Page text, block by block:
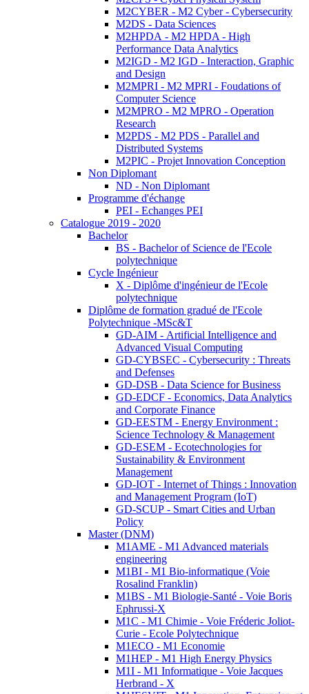
M2CYBER - M2 Cyber - Cybersecurity
M2DS - Data Sciences
M2HPDA - M2 HPDA - High
Performance Data Analytics
M2IGD - M2 IGD - Interaction, Graphic
and Design
M2MPRI - M2 MPRI - Foudations of
Computer Science
M2MPRO - M2 MPRO - Operation
Research
M2PDS - M2 PDS - Parallel and
Distributed Systems
M2PIC - Projet Innovation Conception
Non Diplomant
ND - Non Diplomant
Programme d'échange
PEI - Echanges PEI
Catalogue 2019 - 2020
Bachelor
BS - Bachelor of Science de l'Ecole
polytechnique
Cycle Ingénieur
X - Diplôme d'ingénieur de l'Ecole
polytechnique
Diplôme de formation gradué de l'Ecole
Polytechnique -MSc&T
GD-AIM - Artificial Intelligence and
Advanced Visual Computing
GD-CYBSEC - Cybersecurity : Threats
and Defenses
GD-DSB - Data Science for Business
GD-EDCF - Economics, Data Analytics
and Corporate Finance
GD-EESTM - Energy Environment :
Science Technology & Management
GD-ESEM - Ecotechnologies for
Sustainability & Environment
Management
GD-IOT - Internet of Things : Innovation
and Management Program (IoT)
GD-SCUP - Smart Cities and Urban
Policy
Master (DNM)
M1AME - M1 Advanced materials
engineering
M1BI - M1 Bio-informatique (Voie
Rosalind Franklin)
M1BS - M1 Biologie-Santé - Voie Boris
Ephrussi-X
M1C - M1 Chimie - Voie Fréderic Joliot-
Curie - Ecole Polytechnique
M1ECO - M1 Economie
M1HEP - M1 High Energy Physics
M1I - M1 Informatique - Voie Jacques
Herbrand - X